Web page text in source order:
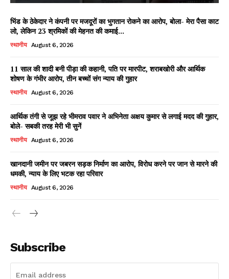
भिंड के ठेकेदार ने कंपनी पर मजदूरों का भुगतान रोकने का आरोप, बोला- मेरा पैसा काट
लो, लेकिन 23 श्रमिकों की मेहनत की कमाई...
स्थानीय August 6, 2026
11 साल की शादी बनी पीड़ा की कहानी, पति पर मारपीट, शराबखोरी और आर्थिक
शोषण के गंभीर आरोप, तीन बच्चों संग न्याय की गुहार
स्थानीय August 6, 2026
आर्थिक तंगी से जूझ रहे भीमराव पवार ने अभिनेता अक्षय कुमार से लगाई मदद की गुहार,
बोले- सबकी तरह मेरी भी सुनें
स्थानीय August 6, 2026
खानदानी जमीन पर जबरन सड़क निर्माण का आरोप, विरोध करने पर जान से मारने की
धमकी, न्याय के लिए भटक रहा परिवार
स्थानीय August 6, 2026
Subscribe